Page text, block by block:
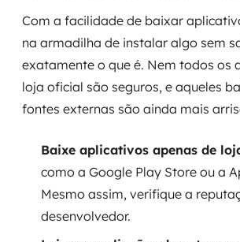
Com a facilidade de baixar
na armadilha de instalar algo sem
exatamente o que é. Nem todos os
loja oficial são seguros, e aqueles
fontes externas são ainda mais
Baixe aplicativos apenas de
como a Google Play Store ou a
Mesmo assim, verifique a
desenvolvedor.